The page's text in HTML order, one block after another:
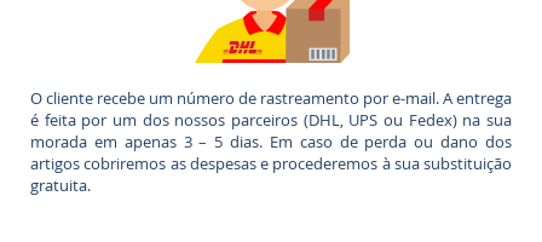
O cliente recebe um número de rastreamento por e-mail. A entrega
é feita por um dos nossos parceiros (DHL, UPS ou Fedex) na sua
morada em apenas 3 – 5 dias. Em caso de perda ou dano dos
artigos cobriremos as despesas e procederemos à sua substituição
gratuita.